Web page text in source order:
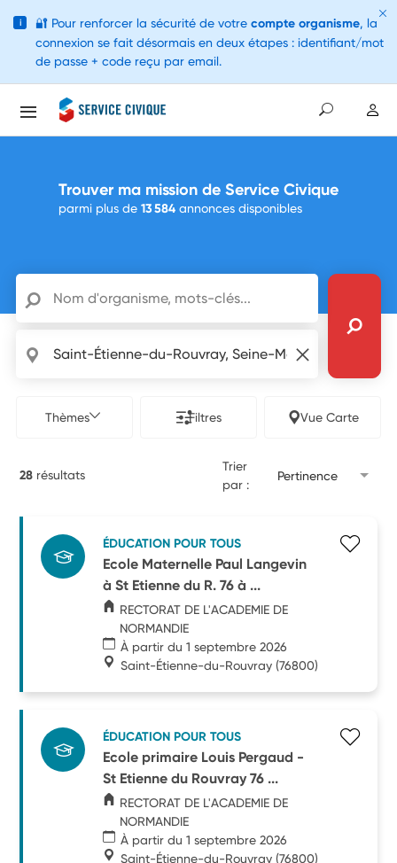
Trouver ma mission de Service Civique
parmi plus de 13 584 annonces disponibles
Nom d'organisme, mots-clés...
Thèmes Filtres Vue Carte
28 résultats
Trier
par :
Pertinence
ÉDUCATION POUR TOUS
Ecole Maternelle Paul Langevin
à St Etienne du R. 76 à ...
RECTORAT DE L'ACADEMIE DE
NORMANDIE
À partir du 1 septembre 2026
Saint-Étienne-du-Rouvray (76800)
ÉDUCATION POUR TOUS
Ecole primaire Louis Pergaud -
St Etienne du Rouvray 76 ...
RECTORAT DE L'ACADEMIE DE
NORMANDIE
À partir du 1 septembre 2026
Saint-Étienne-du-Rouvray (76800)
i 🔐 Pour renforcer la sécurité de votre compte organisme, la
connexion se fait désormais en deux étapes : identifiant/mot
de passe + code reçu par email.